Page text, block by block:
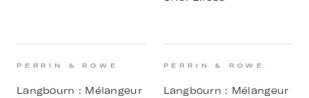
PERRIN & ROWE
Langbourn : Mélangeur
PERRIN & ROWE
Langbourn : Mélangeur